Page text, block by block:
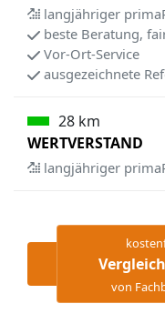
langjähriger
beste Beratung,
Vor-Ort-Service
ausgezeichnete
28 km
WERTVERSTAND
langjähriger
von